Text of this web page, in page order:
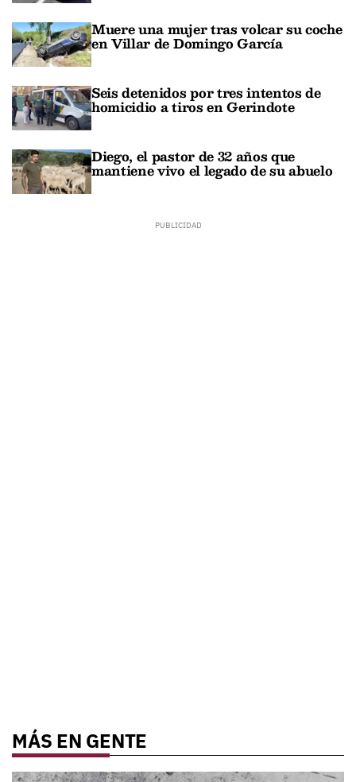
Muere una mujer tras volcar su coche
en Villar de Domingo García
Seis detenidos por tres intentos de
homicidio a tiros en Gerindote
Diego, el pastor de 32 años que
mantiene vivo el legado de su abuelo
MÁS EN GENTE